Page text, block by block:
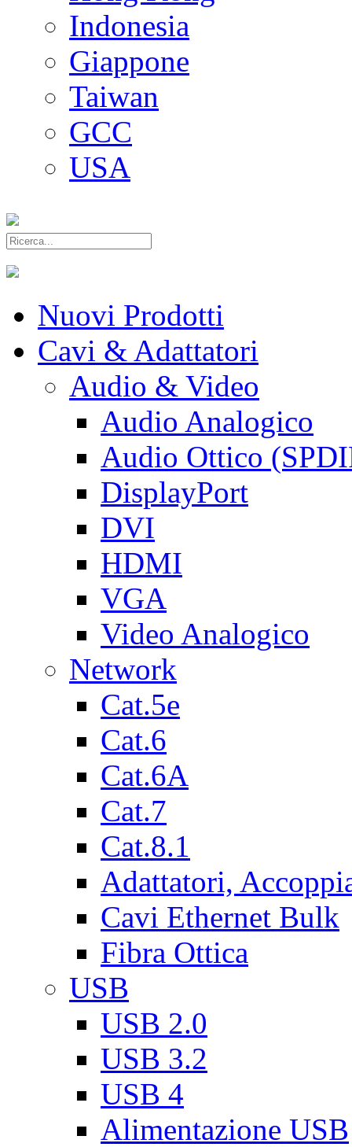
Indonesia
Giappone
Taiwan
GCC
USA
Nuovi Prodotti
Cavi & Adattatori
Audio & Video
Audio Analogico
Audio Ottico
DisplayPort
DVI
HDMI
VGA
Video Analogico
Network
Cat.5e
Cat.6
Cat.6A
Cat.7
Cat.8.1
Adattatori,
Cavi Ethernet Bulk
Fibra Ottica
USB
USB 2.0
USB 3.2
USB 4
Alimentazione USB